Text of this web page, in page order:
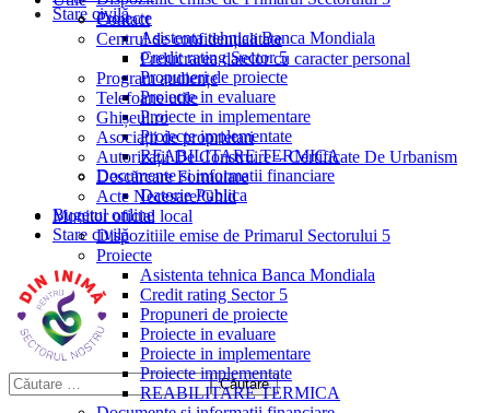
Stare civilă
Proiecte
Asistenta tehnica Banca Mondiala
Credit rating Sector 5
Propuneri de proiecte
Proiecte in evaluare
Proiecte in implementare
Proiecte implementate
REABILITARE TERMICA
Documente si informatii financiare
Datorie Publica
Bugetul online
Stare civilă
Contact
Centrul de confidențialitate
Prelucrarea datelor cu caracter personal
Program audiențe
Telefoane utile
Ghișeul.ro
Asociații de proprietari
Autorizații De Construire – Certificate De Urbanism
Descărcare Formulare
Acte Necesare/Ghid
Monitor oficial local
Dispozitiile emise de Primarul Sectorului 5
Proiecte
Asistenta tehnica Banca Mondiala
Credit rating Sector 5
Propuneri de proiecte
Proiecte in evaluare
Proiecte in implementare
Proiecte implementate
REABILITARE TERMICA